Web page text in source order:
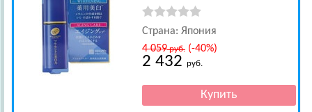
Страна: Япония
4 059руб.(-40%)
2 432 руб.